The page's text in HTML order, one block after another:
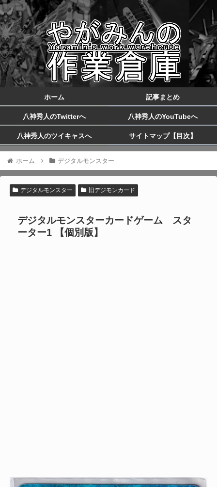
ホーム 記事まとめ
八神秀人のTwitterへ 八神秀人のYouTubeへ
八神秀人のツイキャスへ サイトマップ【目次】
ホーム デジタルモンスター
デジタルモンスター 旧デジモンカード
デジタルモンスターカードゲーム スタ
ーター1 【個別版】